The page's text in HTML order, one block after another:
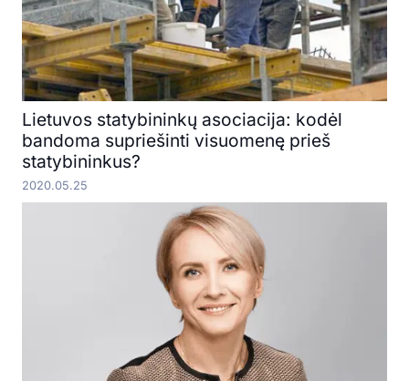
Lietuvos statybininkų asociacija: kodėl
bandoma supriešinti visuomenę prieš
statybininkus?
2020.05.25